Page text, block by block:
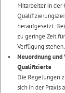
Mitarbeiter in der
heraufgesetzt.
zu geringe Zeit
Verfügung stehen.
Neuordnung und
Qualifizierte
Die Regelungen
sich in der Praxis